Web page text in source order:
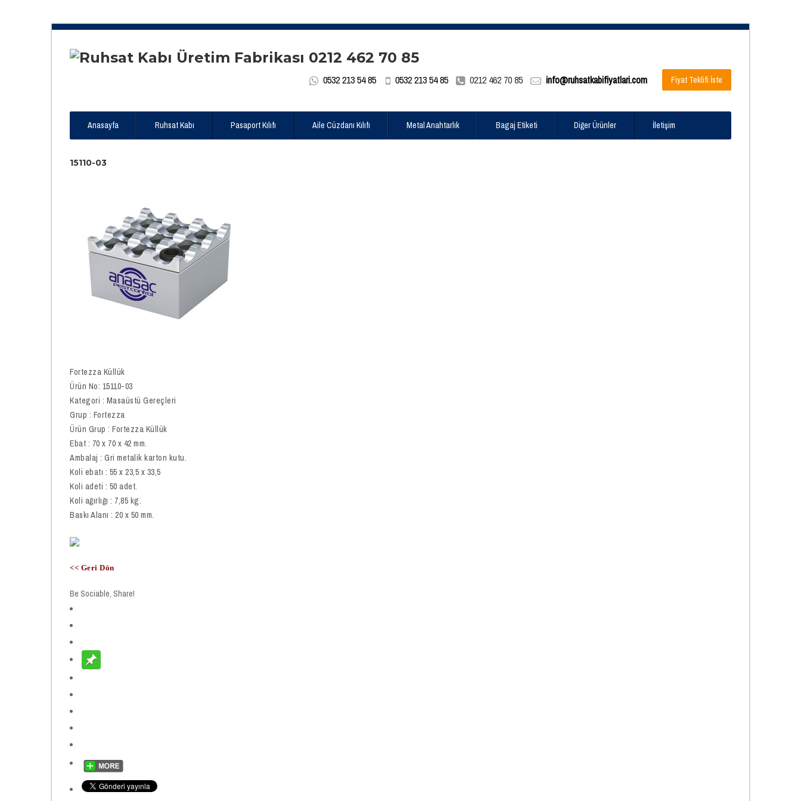
0532 213 54 85 0532 213 54 85 0212 462 70 85 info@ruhsatkabifiyatlari.com Fiyat Teklifi İste
Anasayfa Ruhsat Kabı Pasaport Kılıfı Aile Cüzdanı Kılıfı Metal Anahtarlık Bagaj Etiketi Diğer Ürünler İletişim
15110-03
Fortezza Küllük
Ürün No: 15110-03
Kategori : Masaüstü Gereçleri
Grup : Fortezza
Ürün Grup : Fortezza Küllük
Ebat : 70 x 70 x 42 mm.
Ambalaj : Gri metalik karton kutu.
Koli ebatı : 55 x 23,5 x 33,5
Koli adeti : 50 adet.
Koli ağırlığı : 7,85 kg.
Baskı Alanı : 20 x 50 mm.
<< Geri Dön
Be Sociable, Share!